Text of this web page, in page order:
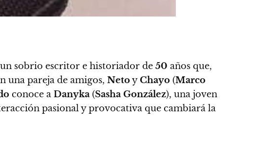
sobrio escritor e historiador de 50 años que,
una pareja de amigos, NetoyChayo (Marco
conoce a Danyka (Sasha González), una joven
pasional y provocativa que cambiará la